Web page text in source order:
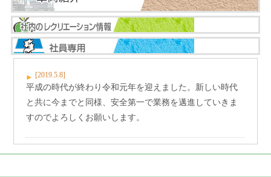
[2019.5.8]
平成の時代が終わり令和元年を迎えました。新しい時代
と共に今までと同様、安全第一で業務を邁進していきま
すのでよろしくお願いします。